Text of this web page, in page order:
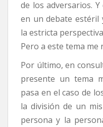
de los adversarios.
en un debate estéril
la estricta
Pero a este tema
Por último, en
presente un tema
pasa en el caso de
la división de un
persona y la